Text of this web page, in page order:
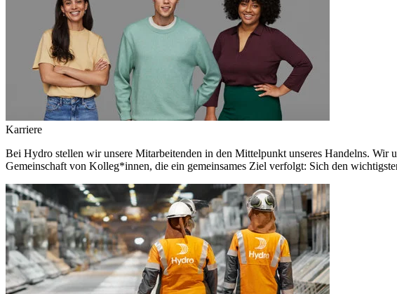
Karriere
Bei Hydro stellen wir unsere Mitarbeitenden in den Mittelpunkt unseres Handelns.
Gemeinschaft von Kolleg*innen, die ein gemeinsames Ziel verfolgt: Sich den